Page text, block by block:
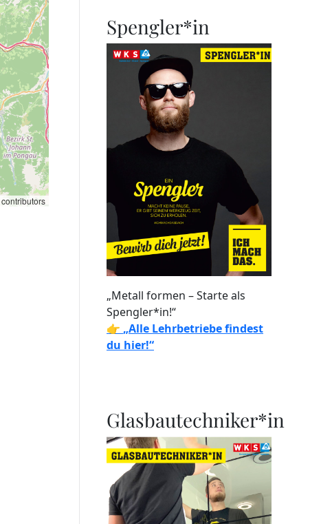
contributors
Spengler*in
„Metall formen – Starte als
Spengler*in!“
👉 „Alle Lehrbetriebe findest
du hier!“
Glasbautechniker*in